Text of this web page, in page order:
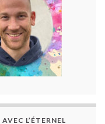
L’ÉTERNEL